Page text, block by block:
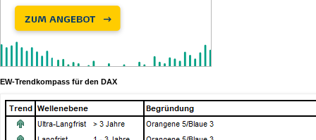
EW-Trendkompass für den DAX